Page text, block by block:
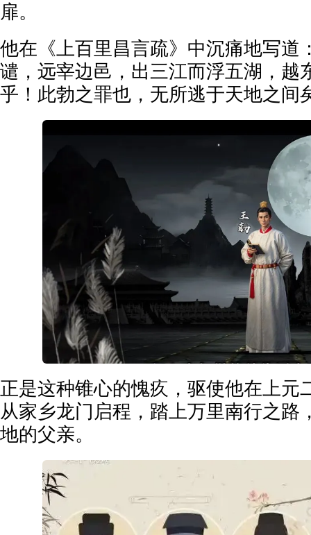
扉。
他在《上百里昌言疏》中沉痛地写道
谴，远宰边邑，出三江而浮五湖，越
乎！此勃之罪也，无所逃于天地之间
正是这种锥心的愧疚，驱使他在上元
从家乡龙门启程，踏上万里南行之路
地的父亲。